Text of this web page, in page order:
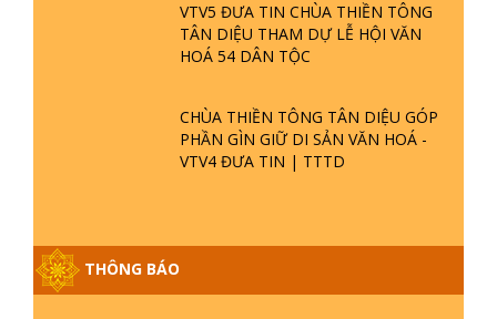
VTV5 ĐƯA TIN CHÙA THIỀN TÔNG
TÂN DIỆU THAM DỰ LỄ HỘI VĂN
HOÁ 54 DÂN TỘC
CHÙA THIỀN TÔNG TÂN DIỆU GÓP
PHẦN GÌN GIỮ DI SẢN VĂN HOÁ -
VTV4 ĐƯA TIN | TTTD
THÔNG BÁO